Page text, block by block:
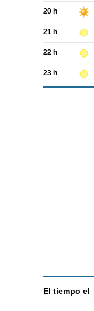
20 h
21 h
22 h
23 h
El tiempo el